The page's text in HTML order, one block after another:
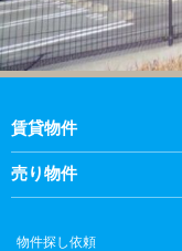
賃貸物件
売り物件
物件探し依頼